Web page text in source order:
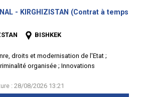
- KIRGHIZISTAN (Contrat à temps
BISHKEK
droits et modernisation de l'Etat ;
organisée ; Innovations
: 28/08/2026 13:21